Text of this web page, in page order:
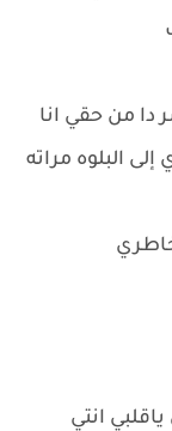
دا من حقي انا
البلوه مراته
انتي